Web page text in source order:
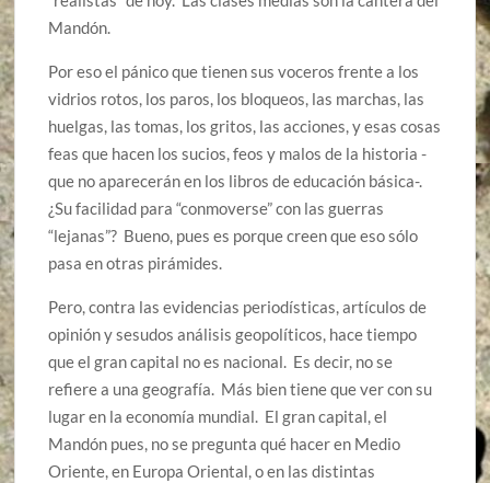
Mandón.
Por eso el pánico que tienen sus voceros frente a los
vidrios rotos, los paros, los bloqueos, las marchas, las
huelgas, las tomas, los gritos, las acciones, y esas cosas
feas que hacen los sucios, feos y malos de la historia -
que no aparecerán en los libros de educación básica-.
¿Su facilidad para “conmoverse” con las guerras
“lejanas”? Bueno, pues es porque creen que eso sólo
pasa en otras pirámides.
Pero, contra las evidencias periodísticas, artículos de
opinión y sesudos análisis geopolíticos, hace tiempo
que el gran capital no es nacional. Es decir, no se
refiere a una geografía. Más bien tiene que ver con su
lugar en la economía mundial. El gran capital, el
Mandón pues, no se pregunta qué hacer en Medio
Oriente, en Europa Oriental, o en las distintas